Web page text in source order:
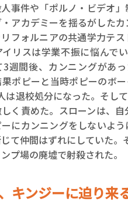
事件や「ポルノ・ビデオ
アカデミーを揺るがした
フォルニアの共通学力テ
イリスは学業不振に悩んで
3週間後、カンニングがあ
ポピーと当時ポピーのボ
は退校処分になった。そし
く責めた。スローンは、
ーにカンニングをしないよ
て仲間はずれにしていた
プ場の廃墟で射殺された。
キンジーに迫り来